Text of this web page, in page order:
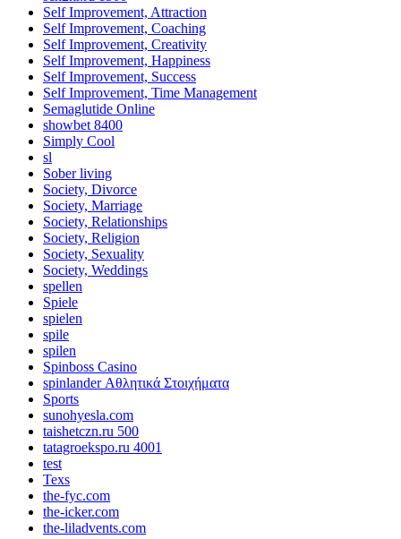
Self Improvement, Attraction
Self Improvement, Coaching
Self Improvement, Creativity
Self Improvement, Happiness
Self Improvement, Success
Self Improvement, Time Management
Semaglutide Online
showbet 8400
Simply Cool
sl
Sober living
Society, Divorce
Society, Marriage
Society, Relationships
Society, Religion
Society, Sexuality
Society, Weddings
spellen
Spiele
spielen
spile
spilen
Spinboss Casino
spinlander Αθλητικά Στοιχήματα
Sports
sunohyesla.com
taishetczn.ru 500
tatagroekspo.ru 4001
test
Texs
the-fyc.com
the-icker.com
the-liladvents.com